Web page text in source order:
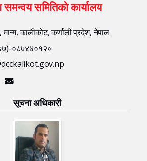
समन्वय समितिको कार्यालय
कालीकोट, कर्णाली प्रदेश, नेपाल
०८७४४०१२०
सूचना अधिकारी